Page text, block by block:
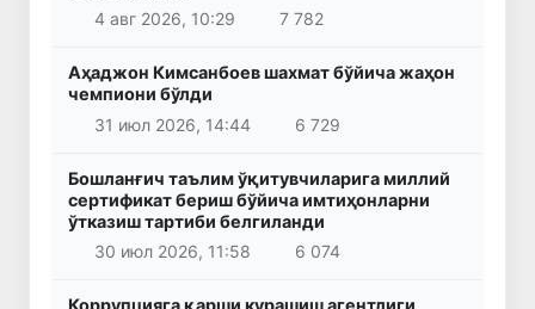
4 авг 2026, 10:29
7 782
Аҳаджон Кимсанбоев шахмат бўйича жаҳон
чемпиони бўлди
31 июл 2026, 14:44
6 729
Бошланғич таълим ўқитувчиларига миллий
сертификат бериш бўйича имтиҳонларни
ўтказиш тартиби белгиланди
30 июл 2026, 11:58
6 074